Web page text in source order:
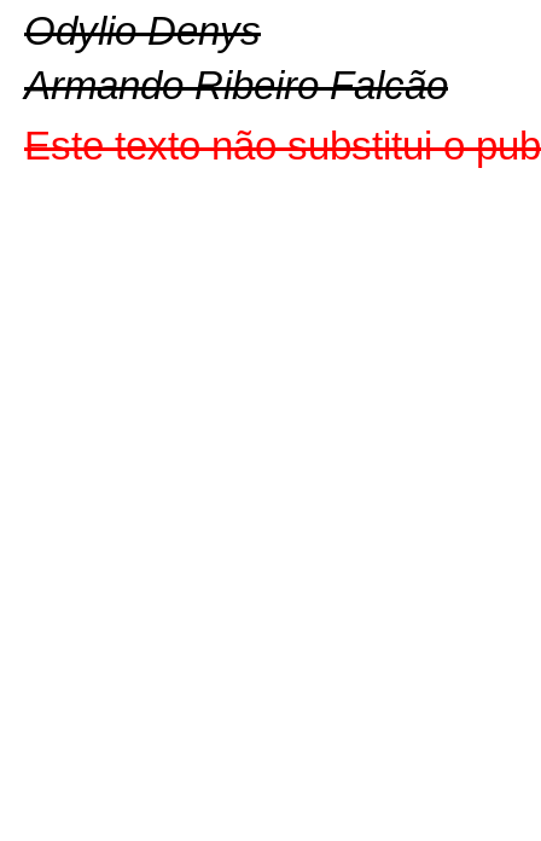
Odylio Denys
Armando Ribeiro Falcão
Este texto não substitui o